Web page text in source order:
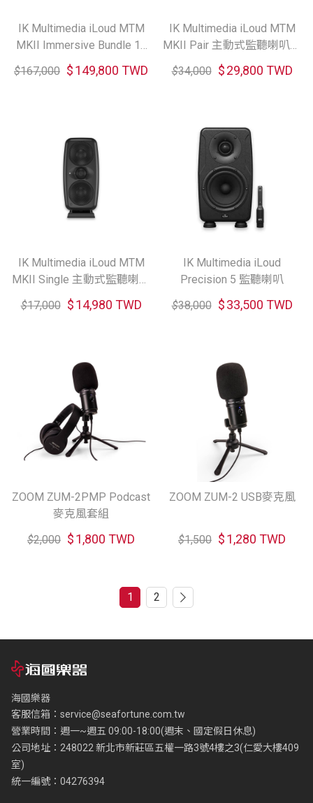
IK Multimedia iLoud MTM
MKII Immersive Bundle 11
主動式監聽喇叭套組
$167,000 $149,800 TWD
IK Multimedia iLoud MTM
MKII Pair 主動式監聽喇叭一
對 (共2色)
$34,000 $29,800 TWD
IK Multimedia iLoud MTM
MKII Single 主動式監聽喇叭
(共2色)
$17,000 $14,980 TWD
IK Multimedia iLoud
Precision 5 監聽喇叭
$38,000 $33,500 TWD
ZOOM ZUM-2PMP Podcast
麥克風套組
$2,000 $1,800 TWD
ZOOM ZUM-2 USB麥克風
$1,500 $1,280 TWD
1 2
海國樂器
客服信箱： service@seafortune.com.tw
營業時間：週一~週五 09:00-18:00(週末、國定假日休息)
公司地址：248022 新北市新莊區五權一路3號4樓之3(仁愛大樓409
室)
統一編號：04276394